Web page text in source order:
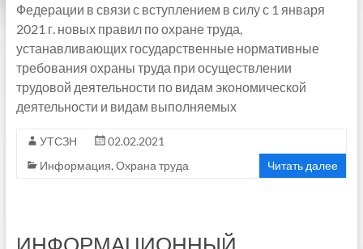
Федерации в связи с вступлением в силу с 1 января
2021 г. новых правил по охране труда,
устанавливающих государственные нормативные
требования охраны труда при осуществлении
трудовой деятельности по видам экономической
деятельности и видам выполняемых
УТСЗН
02.02.2021
Информация, Охрана труда Читать далее
ИНФОРМАЦИОННЫЙ